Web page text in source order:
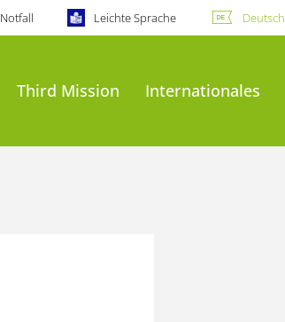
Notfall Leichte Sprache Deutsch
Third Mission Internationales